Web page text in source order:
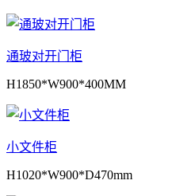
通玻对开门柜
H1850*W900*400MM
小文件柜
H1020*W900*D470mm